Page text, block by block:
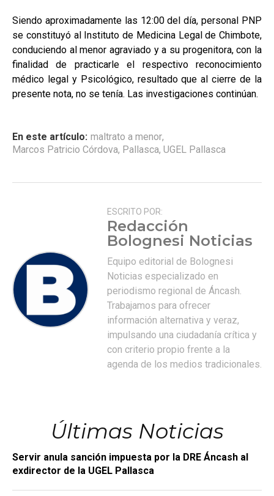
Siendo aproximadamente las 12:00 del día, personal PNP
se constituyó al Instituto de Medicina Legal de Chimbote,
conduciendo al menor agraviado y a su progenitora, con la
finalidad de practicarle el respectivo reconocimiento
médico legal y Psicológico, resultado que al cierre de la
presente nota, no se tenía. Las investigaciones continúan.
En este artículo: maltrato a menor,
Marcos Patricio Córdova, Pallasca, UGEL Pallasca
ESCRITO POR:
Redacción
Bolognesi Noticias
Equipo editorial de Bolognesi
Noticias especializado en
periodismo regional de Áncash.
Trabajamos para ofrecer
información alternativa y veraz,
impulsando una ciudadanía crítica y
con criterio propio frente a la
agenda de los medios tradicionales.
Últimas Noticias
Servir anula sanción impuesta por la DRE Áncash al
exdirector de la UGEL Pallasca